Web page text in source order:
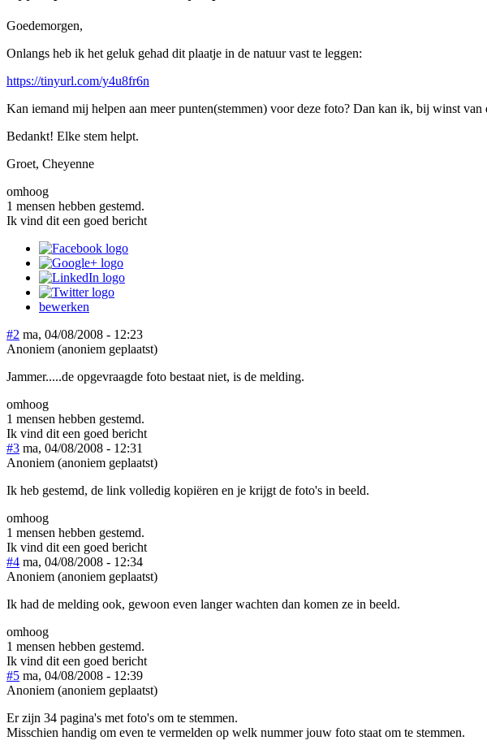
Goedemorgen,
Onlangs heb ik het geluk gehad dit plaatje in de natuur vast te leggen:
https://tinyurl.com/y4u8fr6n
Kan iemand mij helpen aan meer punten(stemmen) voor deze foto? Dan kan ik, bij winst van
Bedankt! Elke stem helpt.
Groet, Cheyenne
omhoog
1 mensen hebben gestemd.
Ik vind dit een goed bericht
bewerken
#2 ma, 04/08/2008 - 12:23
Anoniem (anoniem geplaatst)
Jammer.....de opgevraagde foto bestaat niet, is de melding.
omhoog
1 mensen hebben gestemd.
Ik vind dit een goed bericht
#3 ma, 04/08/2008 - 12:31
Anoniem (anoniem geplaatst)
Ik heb gestemd, de link volledig kopiëren en je krijgt de foto's in beeld.
omhoog
1 mensen hebben gestemd.
Ik vind dit een goed bericht
#4 ma, 04/08/2008 - 12:34
Anoniem (anoniem geplaatst)
Ik had de melding ook, gewoon even langer wachten dan komen ze in beeld.
omhoog
1 mensen hebben gestemd.
Ik vind dit een goed bericht
#5 ma, 04/08/2008 - 12:39
Anoniem (anoniem geplaatst)
Er zijn 34 pagina's met foto's om te stemmen.
Misschien handig om even te vermelden op welk nummer jouw foto staat om te stemmen.